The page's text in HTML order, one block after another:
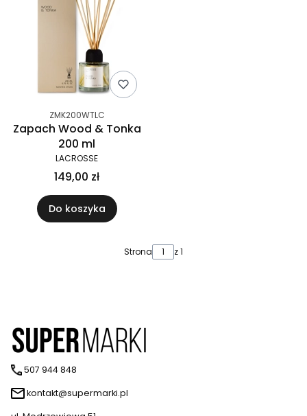
ZMK200WTLC
Zapach Wood & Tonka
200 ml
LACROSSE
149,00 zł
Do koszyka
Strona z 1
507 944 848
kontakt@supermarki.pl